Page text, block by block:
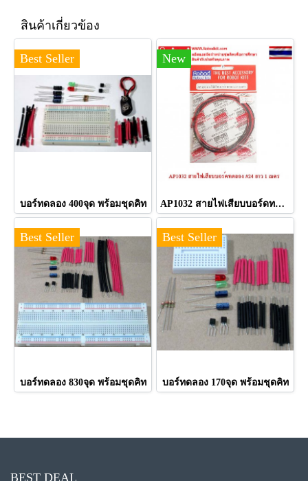
สินค้าเกี่ยวข้อง
Best Seller
บอร์ทดลอง 400จุด พร้อมชุดคิท
New
AP1032 สายไฟเสียบบอร์ดทดลอง เบอร์ #24 ยาว 1 เมตร
Best Seller
บอร์ทดลอง 830จุด พร้อมชุดคิท
Best Seller
บอร์ทดลอง 170จุด พร้อมชุดคิท
BEST DEAL